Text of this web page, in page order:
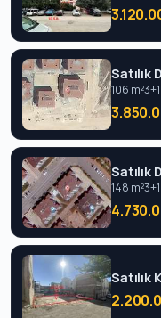
Satılık
106 m²3+1
Satılık
148 m²3+1
Satılık